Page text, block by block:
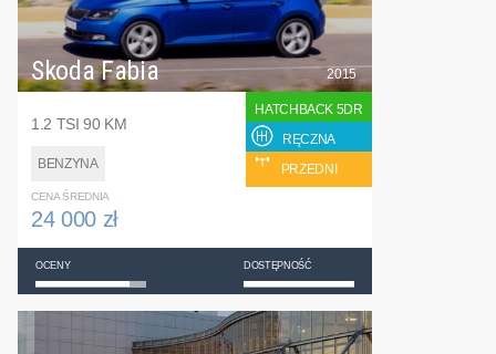
Skoda Fabia
1.2 TSI 90 KM
BENZYNA
2015
HATCHBACK 5DR
RĘCZNA
PRZEDNI
CENA ŚREDNIA
24 000 zł
OCENY DOSTĘPNOŚĆ